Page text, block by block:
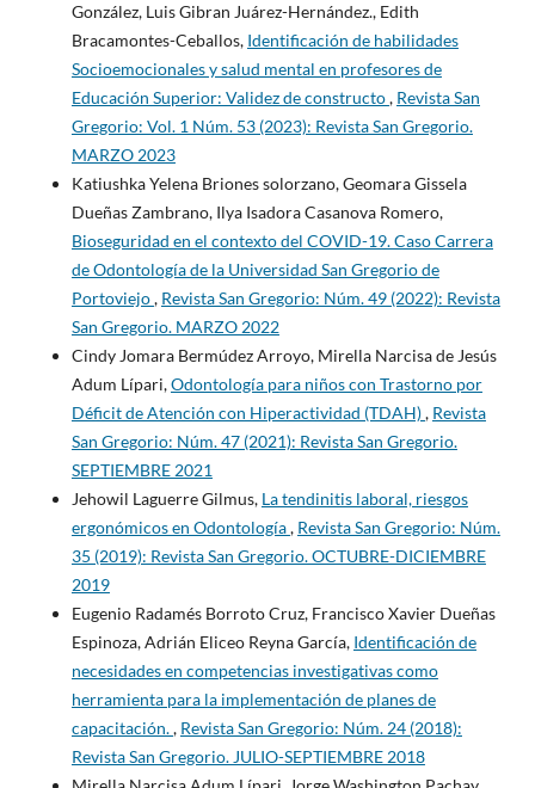
González, Luis Gibran Juárez-Hernández., Edith
Bracamontes-Ceballos, Identificación de habilidades
Socioemocionales y salud mental en profesores de
Educación Superior: Validez de constructo, Revista San
Gregorio: Vol. 1 Núm. 53 (2023): Revista San Gregorio.
MARZO 2023
Katiushka Yelena Briones solorzano, Geomara Gissela
Dueñas Zambrano, Ilya Isadora Casanova Romero,
Bioseguridad en el contexto del COVID-19. Caso Carrera
de Odontología de la Universidad San Gregorio de
Portoviejo, Revista San Gregorio: Núm. 49 (2022): Revista
San Gregorio. MARZO 2022
Cindy Jomara Bermúdez Arroyo, Mirella Narcisa de Jesús
Adum Lípari,Odontología para niños con Trastorno por
Déficit de Atención con Hiperactividad (TDAH), Revista
San Gregorio: Núm. 47 (2021): Revista San Gregorio.
SEPTIEMBRE 2021
Jehowil Laguerre Gilmus, La tendinitis laboral, riesgos
ergonómicos en Odontología, Revista San Gregorio: Núm.
35 (2019): Revista San Gregorio. OCTUBRE-DICIEMBRE
2019
Eugenio Radamés Borroto Cruz, Francisco Xavier Dueñas
Espinoza, Adrián Eliceo Reyna García, Identificación de
necesidades en competencias investigativas como
herramienta para la implementación de planes de
capacitación., Revista San Gregorio: Núm. 24 (2018):
Revista San Gregorio. JULIO-SEPTIEMBRE 2018